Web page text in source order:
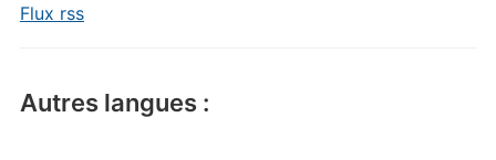
Flux rss
Autres langues :